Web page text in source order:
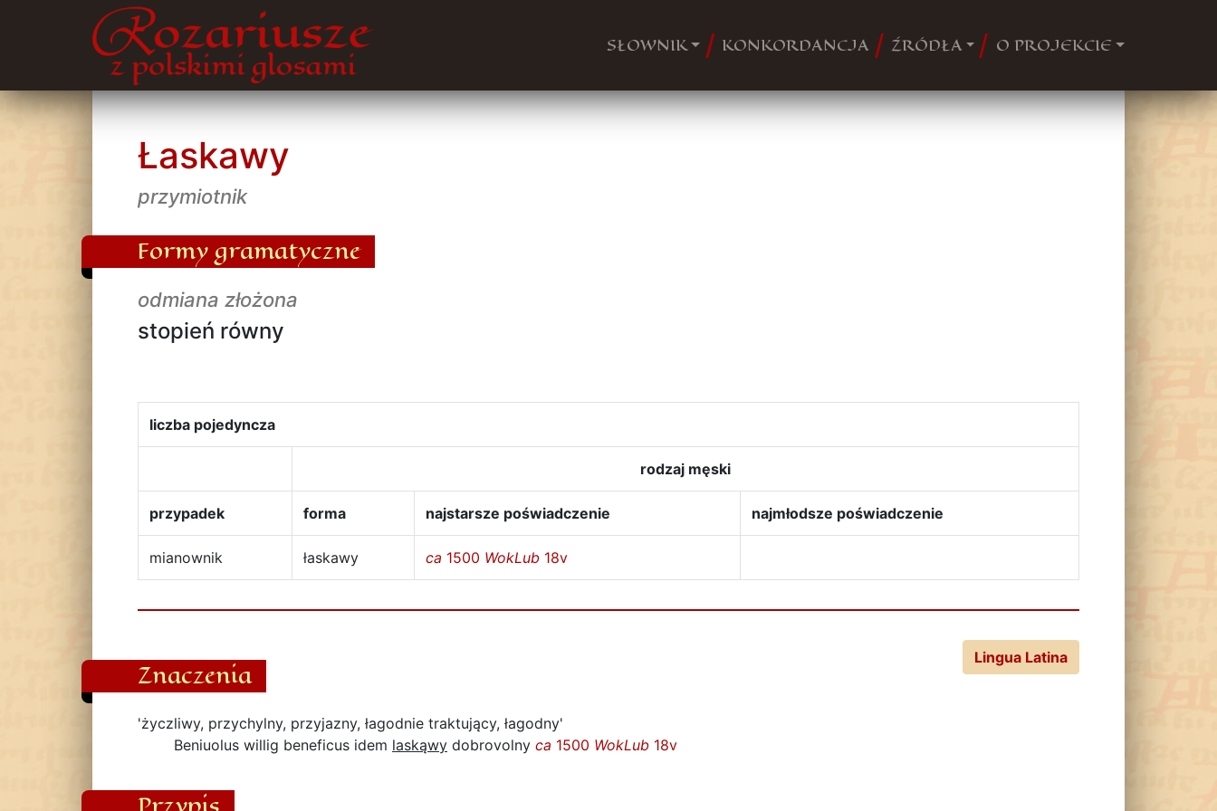
SŁOWNIK KONKORDANCJA ŹRÓDŁA O PROJEKCIE
Łaskawy
przymiotnik
Formy gramatyczne
odmiana złożona
stopień równy
liczba pojedyncza
rodzaj męski
przypadek forma najstarsze poświadczenie najmłodsze poświadczenie
mianownik łaskawy ca 1500 WokLub 18v
Znaczenia
Lingua Latina
'życzliwy, przychylny, przyjazny, łagodnie traktujący, łagodny'
Beniuolus willig beneficus idem laskąwy dobrovolny ca 1500 WokLub 18v